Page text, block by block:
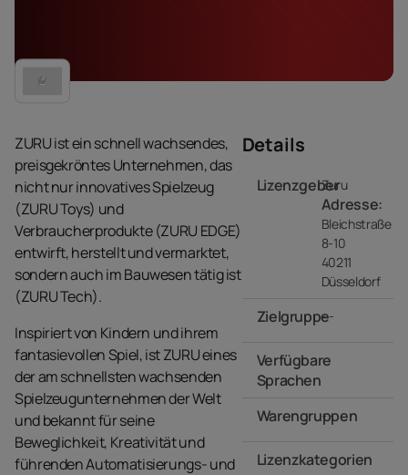
ZURU ist ein schnell wachsendes,
preisgekröntes Unternehmen, das
nicht nur innovatives Spielzeug
(ZURU Toys) und
Verbraucherprodukte (ZURU EDGE)
entwirft, herstellt und vermarktet,
sondern auch im Bauwesen tätig ist
(ZURU Tech).
Inspiriert von Kindern und ihrem
fantasievollen Spiel, ist ZURU eines
der am schnellsten wachsenden
Spielzeugunternehmen der Welt
und bekannt für seine
Beweglichkeit, Kreativität und
führenden Automatisierungs- und
Details
Lizenzgeber
Zuru
Adresse:
Bleichstraße
8-10
40211
Düsseldorf
Zielgruppe- -
Verfügbare
Sprachen
Warengruppen
- -
Lizenzkategorien